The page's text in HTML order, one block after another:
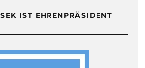
IST EHRENPRÄSIDENT